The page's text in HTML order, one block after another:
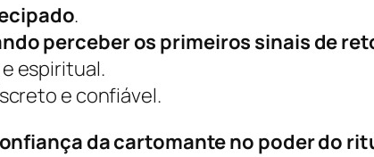
.
perceber os primeiros sinais de
espiritual.
e confiável.
da cartomante no poder do